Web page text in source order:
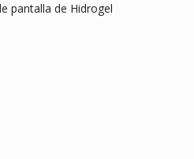
pantalla de Hidrogel